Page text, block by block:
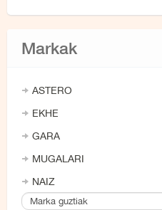
Markak
ASTERO
EKHE
GARA
MUGALARI
NAIZ